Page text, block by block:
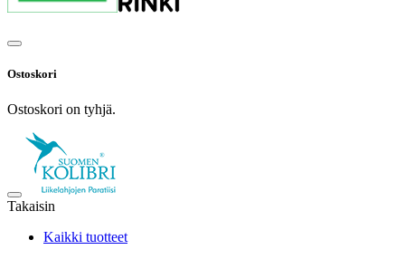
Ostoskori
Ostoskori on tyhjä.
Takaisin
Kaikki tuotteet